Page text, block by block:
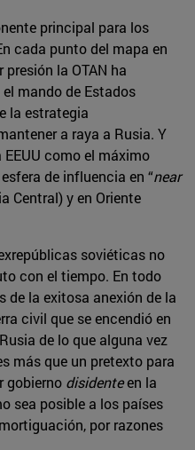
principal para los
cada punto del mapa en
presión la OTAN ha
mando de Estados
la estrategia
a raya a Rusia. Y
EEUU como el máximo
de influencia en “near
Central) y en Oriente
soviéticas no
con el tiempo. En todo
de la exitosa anexión de la
civil que se encendió en
de lo que alguna vez
más que un pretexto para
gobierno disidenteen la
sea posible a los países
por razones